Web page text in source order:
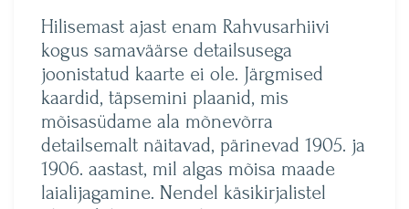
Hilisemast ajast enam Rahvusarhiivi
kogus samaväärse detailsusega
joonistatud kaarte ei ole. Järgmised
kaardid, täpsemini plaanid, mis
mõisasüdame ala mõnevõrra
detailsemalt näitavad, pärinevad 1905. ja
1906. aastast, mil algas mõisa maade
laialijagamine. Nendel käsikirjalistel